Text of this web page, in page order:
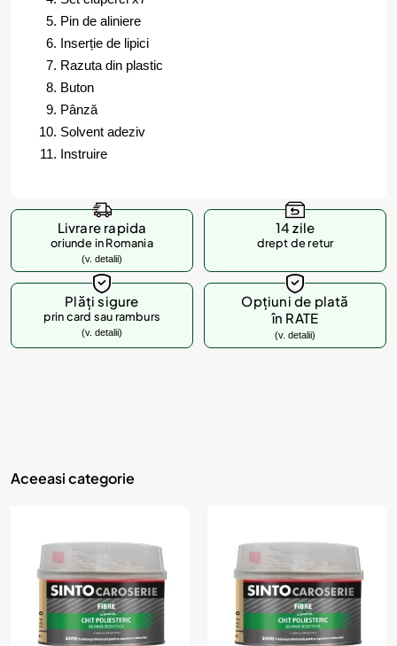
Pin de aliniere
Inserție de lipici
Razuta din plastic
Buton
Pânză
Solvent adeziv
Instruire
Livrare rapida
oriunde in Romania
(v. detalii)
14 zile
drept de retur
Plăți sigure
prin card sau ramburs
(v. detalii)
Opțiuni de plată
în RATE
(v. detalii)
Aceeasi categorie